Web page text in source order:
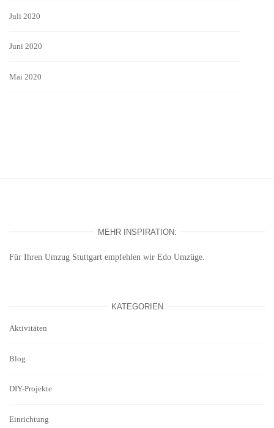
Juli 2020
Juni 2020
Mai 2020
MEHR INSPIRATION:
Für Ihren Umzug Stuttgart empfehlen wir Edo Umzüge.
KATEGORIEN
Aktivitäten
Blog
DIY-Projekte
Einrichtung